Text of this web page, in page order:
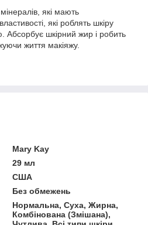
які мають
які роблять шкіру
Абсорбує шкірний жир і робить
життя макіяжу.
Mary Kay
29 мл
США
Без обмежень
Нормальна, Суха, Жирна,
Комбінована (Змішана),